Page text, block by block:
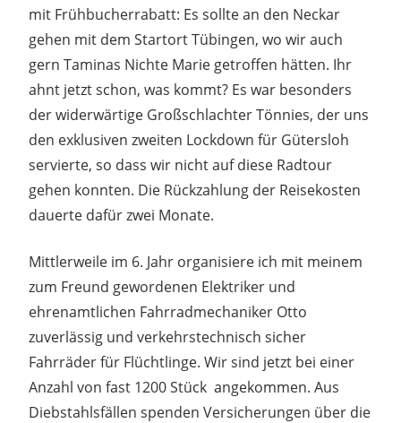
mit Frühbucherrabatt: Es sollte an den Neckar
gehen mit dem Startort Tübingen, wo wir auch
gern Taminas Nichte Marie getroffen hätten. Ihr
ahnt jetzt schon, was kommt? Es war besonders
der widerwärtige Großschlachter Tönnies, der uns
den exklusiven zweiten Lockdown für Gütersloh
servierte, so dass wir nicht auf diese Radtour
gehen konnten. Die Rückzahlung der Reisekosten
dauerte dafür zwei Monate.
Mittlerweile im 6. Jahr organisiere ich mit meinem
zum Freund gewordenen Elektriker und
ehrenamtlichen Fahrradmechaniker Otto
zuverlässig und verkehrstechnisch sicher
Fahrräder für Flüchtlinge. Wir sind jetzt bei einer
Anzahl von fast 1200 Stück angekommen. Aus
Diebstahlsfällen spenden Versicherungen über die